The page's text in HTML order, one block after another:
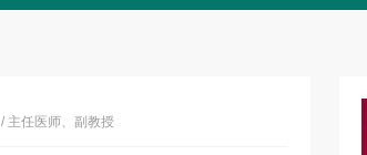
/ 主任医师、副教授